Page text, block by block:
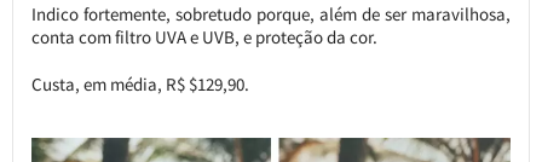
Indico fortemente, sobretudo porque, além de ser maravilhosa,
conta com filtro UVA e UVB, e proteção da cor.
Custa, em média, R$ $129,90.